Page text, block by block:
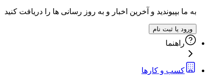
به ما بپیوندید و آخرین اخبار و به روز رسانی ها را دریافت کنید
ورود یا ثبت نام
راهنما
کسب و کارها